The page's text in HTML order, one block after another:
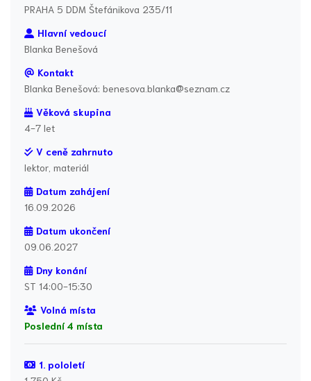
PRAHA 5 DDM Štefánikova 235/11
Hlavní vedoucí
Blanka Benešová
Kontakt
Blanka Benešová: benesova.blanka@seznam.cz
Věková skupina
4-7 let
V ceně zahrnuto
lektor, materiál
Datum zahájení
16.09.2026
Datum ukončení
09.06.2027
Dny konání
ST 14:00-15:30
Volná místa
Poslední 4 místa
1. pololetí